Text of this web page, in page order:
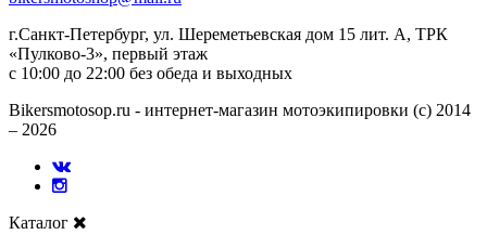
г.Санкт-Петербург, ул. Шереметьевская дом 15 лит. А, ТРК
«Пулково-3», первый этаж
с 10:00 до 22:00 без обеда и выходных
Bikersmotosop.ru - интернет-магазин мотоэкипировки (c) 2014
– 2026
Каталог